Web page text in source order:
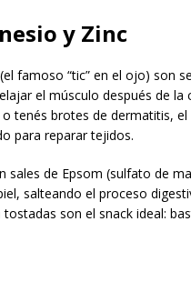
y Zinc
famoso “tic” en el ojo) son
el músculo después de la
tenés brotes de dermatitis, el
para reparar tejidos.
sales de Epsom (sulfato de
salteando el proceso
son el snack ideal: